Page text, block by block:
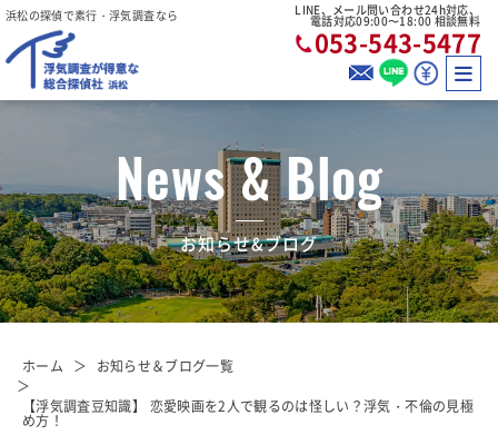
浜松の探偵で素行・浮気調査なら LINE、メール問い合わせ24h対応、
電話対応09:00〜18:00 相談無料
053-543-5477
News & Blog
お知らせ&ブログ
ホーム お知らせ＆ブログ一覧
【浮気調査豆知識】 恋愛映画を2人で観るのは怪しい？浮気・不倫の見極
め方！